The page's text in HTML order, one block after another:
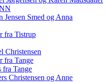
Jensen Smed og Anna
fra Tistrup
Christensen
fra Tange
fra Tange
Christensen og Anne